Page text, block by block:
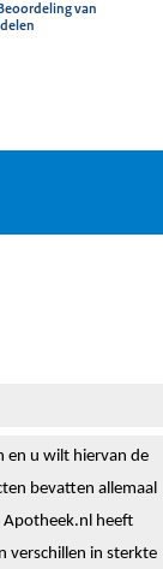
van
en u wilt hiervan de
bevatten allemaal
Apotheek.nl heeft
verschillen in sterkte